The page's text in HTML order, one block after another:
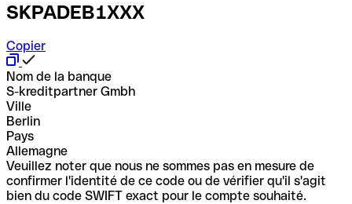
SKPADEB1XXX
Copier
Nom de la banque
S-kreditpartner Gmbh
Ville
Berlin
Pays
Allemagne
Veuillez noter que nous ne sommes pas en mesure de
confirmer l'identité de ce code ou de vérifier qu'il s'agit
bien du code SWIFT exact pour le compte souhaité.